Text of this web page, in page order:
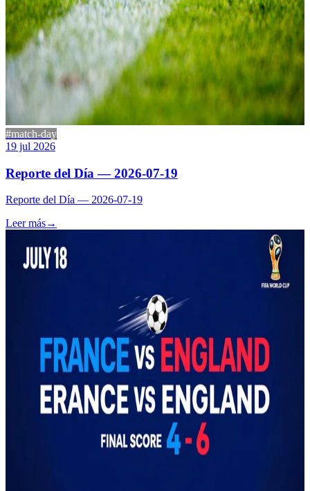
#match-day
19 jul 2026
Reporte del Día — 2026-07-19
Reporte del Día — 2026-07-19
Leer más→